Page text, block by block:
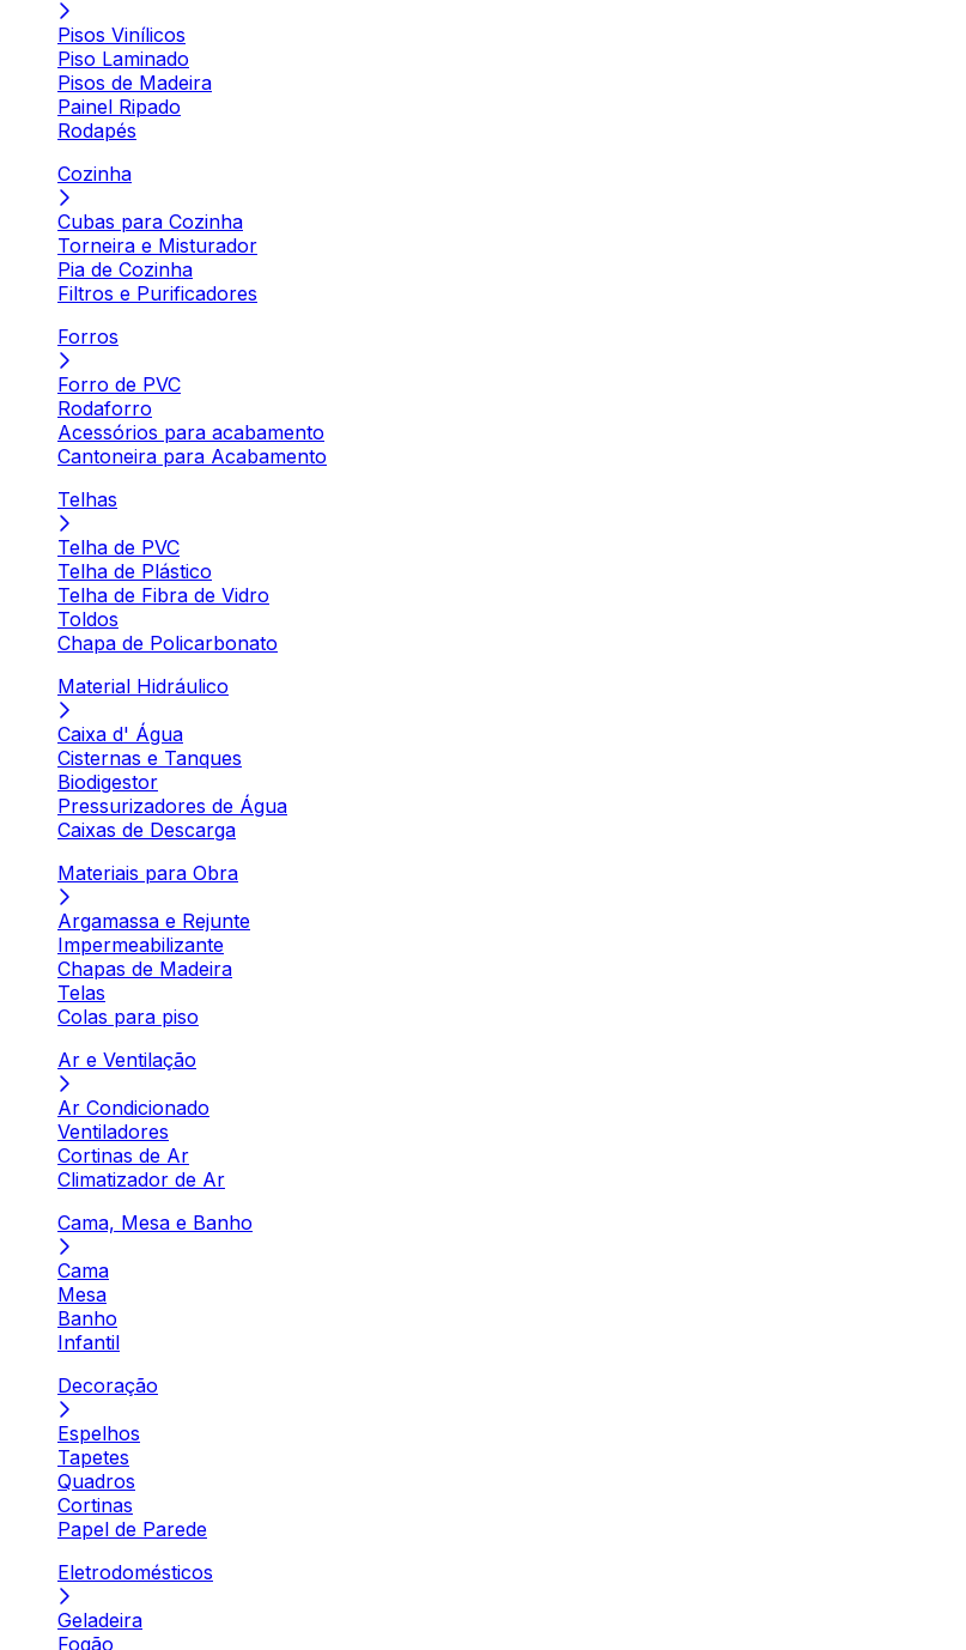
Pisos Vinílicos
Piso Laminado
Pisos de Madeira
Painel Ripado
Rodapés
Cozinha
Cubas para Cozinha
Torneira e Misturador
Pia de Cozinha
Filtros e Purificadores
Forros
Forro de PVC
Rodaforro
Acessórios para acabamento
Cantoneira para Acabamento
Telhas
Telha de PVC
Telha de Plástico
Telha de Fibra de Vidro
Toldos
Chapa de Policarbonato
Material Hidráulico
Caixa d' Água
Cisternas e Tanques
Biodigestor
Pressurizadores de Água
Caixas de Descarga
Materiais para Obra
Argamassa e Rejunte
Impermeabilizante
Chapas de Madeira
Telas
Colas para piso
Ar e Ventilação
Ar Condicionado
Ventiladores
Cortinas de Ar
Climatizador de Ar
Cama, Mesa e Banho
Cama
Mesa
Banho
Infantil
Decoração
Espelhos
Tapetes
Quadros
Cortinas
Papel de Parede
Eletrodomésticos
Geladeira
Fogão